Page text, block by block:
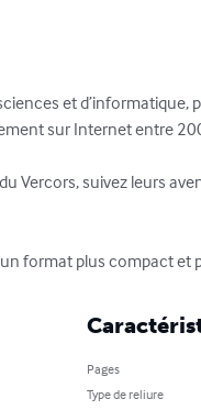
et d’informatique,
sur Internet entre
Vercors, suivez leurs
format plus compact et
Pages
Type de reliure